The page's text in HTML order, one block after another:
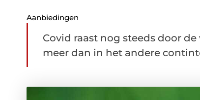
Aanbiedingen
Covid raast nog steeds door
meer dan in het andere